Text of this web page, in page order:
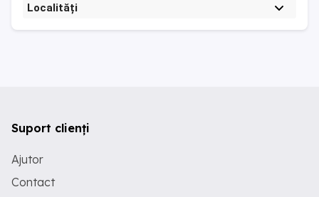
Localități
Suport clienți
Ajutor
Contact